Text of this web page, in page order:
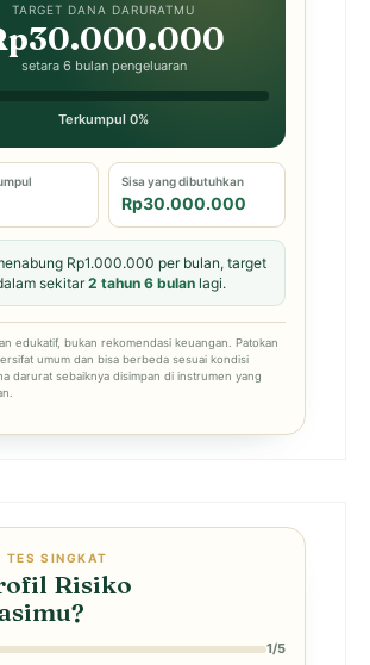
TARGET DANA DARURATMU
setara 6 bulan pengeluaran
Terkumpul 0%
Sisa yang dibutuhkan
Rp30.000.000
Rp1.000.000 per bulan, target
sekitar2 tahun 6 bulan lagi.
edukatif, bukan rekomendasi keuangan. Patokan
umum dan bisa berbeda sesuai kondisi
darurat sebaiknya disimpan di instrumen yang
TES SINGKAT
Risiko
1/5